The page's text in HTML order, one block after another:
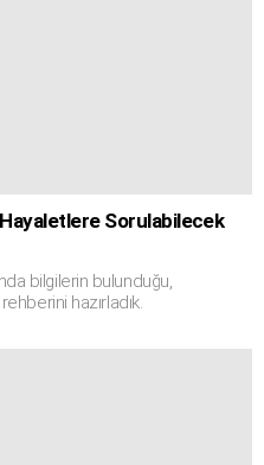
Sorulabilecek
bilgilerin bulunduğu,
hazırladık.